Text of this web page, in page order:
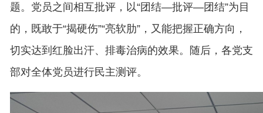
题。党员之间相互批评，以“团结—批评—团结”为目
的，既敢于“揭硬伤”“亮软肋”，又能把握正确方向，
切实达到红脸出汗、排毒治病的效果。随后，各党支
部对全体党员进行民主测评。